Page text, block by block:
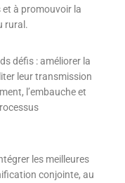
et à promouvoir la
rural.
défis : améliorer la
leur transmission
l’embauche et
les meilleures
conjointe, au